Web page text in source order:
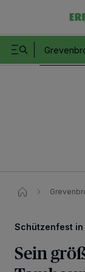
Schützenfest in
Sein